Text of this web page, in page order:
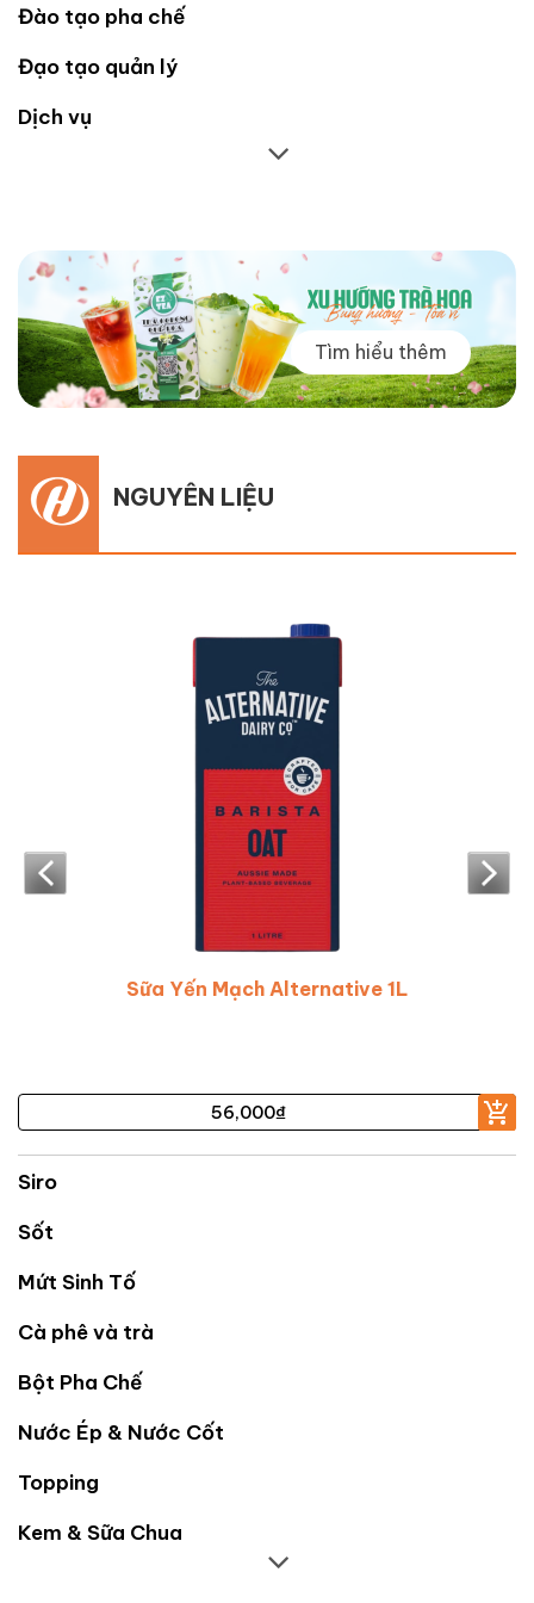
Đào tạo pha chế
Đạo tạo quản lý
Dịch vụ
Tìm hiểu thêm
NGUYÊN LIỆU
Siro
Sốt
Mứt Sinh Tố
Cà phê và trà
Bột Pha Chế
Nước Ép & Nước Cốt
Topping
Kem & Sữa Chua
Mứt Sinh Tố Berrino Ổi